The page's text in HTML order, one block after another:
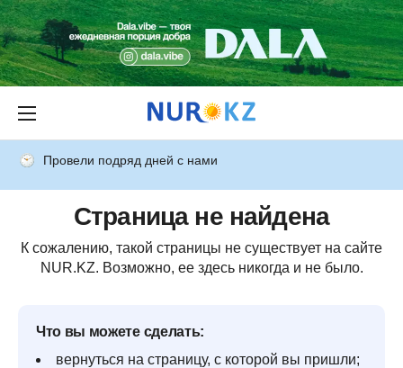
Провели подряд дней с нами
Страница не найдена
К сожалению, такой страницы не существует на сайте
NUR.KZ. Возможно, ее здесь никогда и не было.
Что вы можете сделать:
вернуться на страницу, с которой вы пришли;